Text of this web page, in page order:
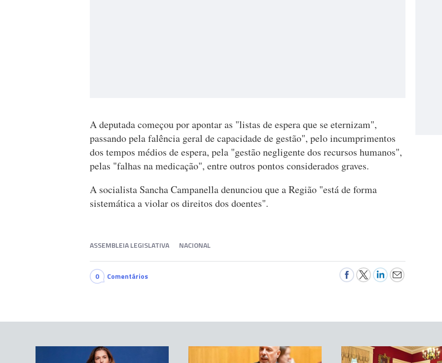
A deputada começou por apontar as "listas de espera que se eternizam",
passando pela falência geral de capacidade de gestão", pelo incumprimentos
dos tempos médios de espera, pela "gestão negligente dos recursos humanos",
pelas "falhas na medicação", entre outros pontos considerados graves.
A socialista Sancha Campanella denunciou que a Região "está de forma
sistemática a violar os direitos dos doentes".
ASSEMBLEIA LEGISLATIVA NACIONAL
0 Comentários